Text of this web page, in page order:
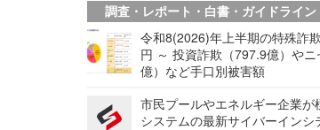
調査・レポート・白書・ガイドライン
令和8(2026)年上半期の特殊詐
円 ～ 投資詐欺（797.9億）や
億）など手口別被害額
市民プールやエネルギー企業が
システムの最新サイバーインシ